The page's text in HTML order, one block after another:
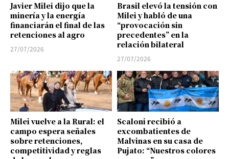
Javier Milei dijo que la
minería y la energía
financiarán el final de las
retenciones al agro
27/07/2026
Brasil elevó la tensión con
Milei y habló de una
“provocación sin
precedentes” en la
relación bilateral
27/07/2026
Milei vuelve a la Rural: el
campo espera señales
sobre retenciones,
competitividad y reglas
Scaloni recibió a
excombatientes de
Malvinas en su casa de
Pujato: “Nuestros colores